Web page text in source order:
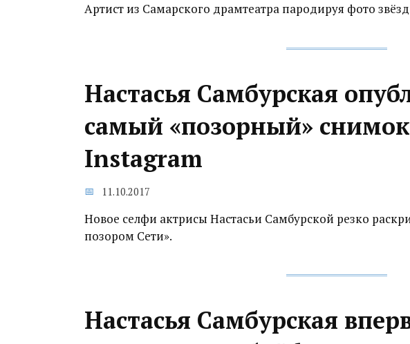
Артист из Самарского драмтеатра пародируя фото
Настасья Самбурская
самый «позорный»
Instagram
11.10.2017
Новое селфи актрисы Настасьи Самбурской резко
позором Сети».
Настасья Самбурская